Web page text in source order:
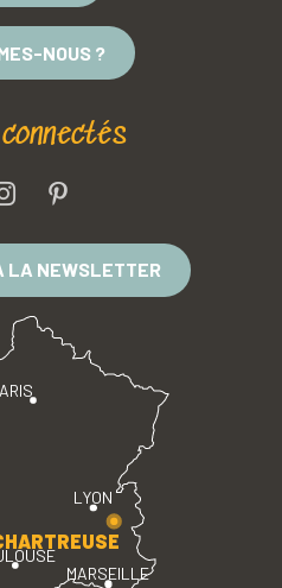
NOUS ?
LA NEWSLETTER
LYON
MARSEILLE